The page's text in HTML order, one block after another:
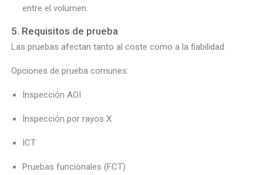
entre el volumen.
5. Requisitos de prueba
Las pruebas afectan tanto al coste como a la fiabilidad.
Opciones de prueba comunes:
Inspección AOI
Inspección por rayos X
ICT
Pruebas funcionales (FCT)